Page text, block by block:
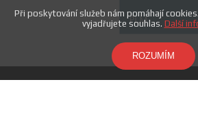
Při poskytování služeb nám pomáhají
vyjadřujete souhlas. Další
ROZUMÍM